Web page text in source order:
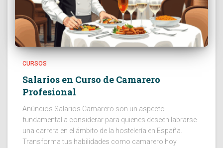
CURSOS
Salarios en Curso de Camarero
Profesional
Anúncios Salarios Camarero son un aspecto
fundamental a considerar para quienes deseen labrarse
una carrera en el ámbito de la hostelería en España.
Transforma tus habilidades como camarero hoy